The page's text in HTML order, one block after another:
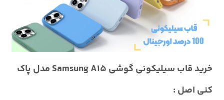
خرید قاب سیلیکونی گوشی Samsung A15 مدل پاک
کنی اصل :